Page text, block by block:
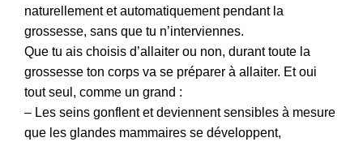
naturellement et automatiquement pendant la
grossesse, sans que tu n’interviennes.
Que tu ais choisis d’allaiter ou non, durant toute la
grossesse ton corps va se préparer à allaiter. Et oui
tout seul, comme un grand :
– Les seins gonflent et deviennent sensibles à mesure
que les glandes mammaires se développent,